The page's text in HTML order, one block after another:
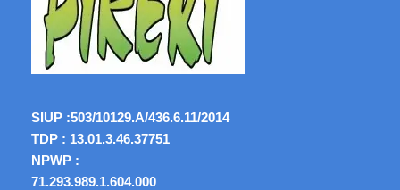
SIUP :503/10129.A/436.6.11/2014
TDP : 13.01.3.46.37751
NPWP :
71.293.989.1.604.000